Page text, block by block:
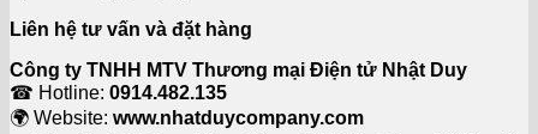
Liên hệ tư vấn và đặt hàng
Công ty TNHH MTV Thương mại Điện tử Nhật Duy
☎ Hotline: 0914.482.135
🌍 Website: www.nhatduycompany.com